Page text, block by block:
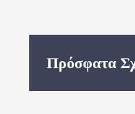
Πρόσφατα